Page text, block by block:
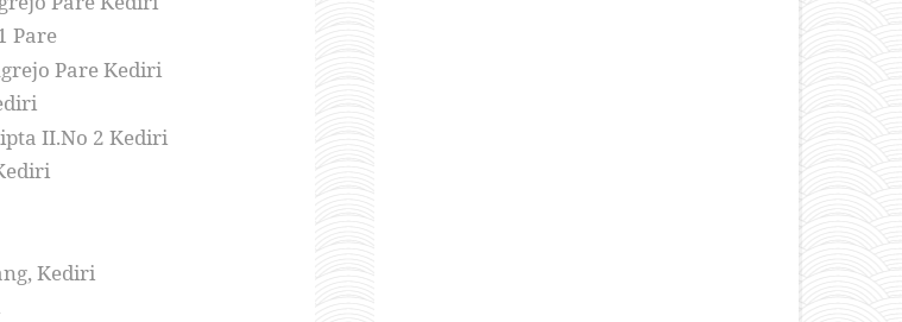
Pare
Pare Kediri
II.No 2 Kediri
Kediri